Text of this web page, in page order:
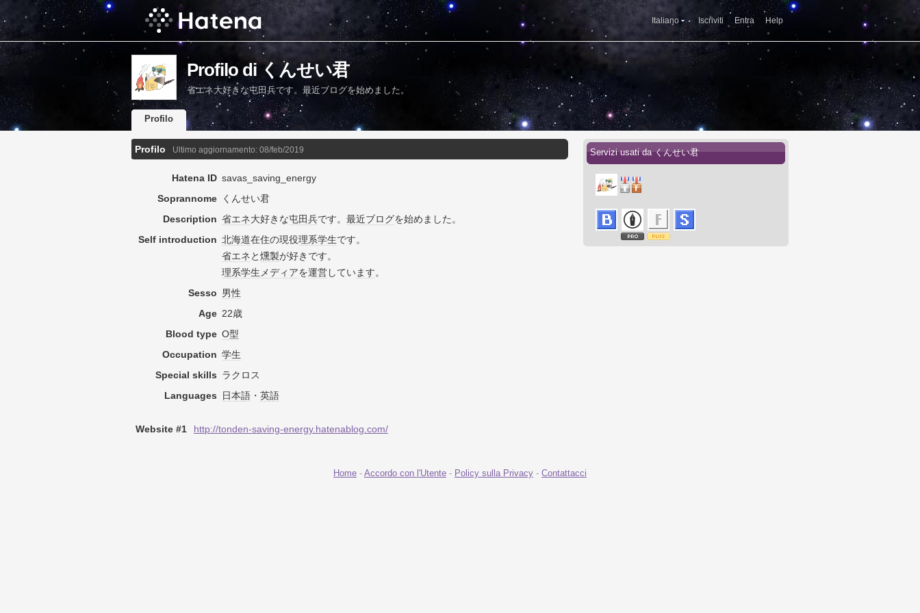
Italiano Iscriviti Entra Help
Profilo di くんせい君
省エネ大好きな屯田兵です。最近ブログを始めました。
Profilo
Profilo Ultimo aggiornamento: 08/feb/2019
Hatena ID savas_saving_energy
Soprannome
くんせい君
Description 省エネ大好きな屯田兵です。 最近ブログを始めました。
Self introduction 北海道在住の現役理系学生です。
省エネと燻製が好きです。
理系学生メディアを運営しています。
Sesso 男性
Age 22歳
Blood type O型
Occupation 学生
Special skills ラクロス
Languages
日本語 ・ 英語
Website #1 http://tonden-saving-energy.hatenablog.com/
Servizi usati da くんせい君
Home - Accordo con l'Utente - Policy sulla Privacy - Contattacci